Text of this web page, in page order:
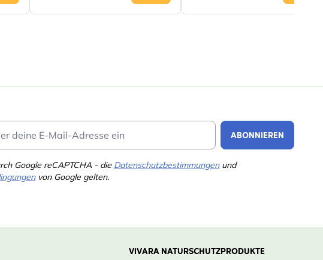
ABONNIEREN
Google reCAPTCHA - die Datenschutzbestimmungenund
von Google gelten.
VIVARA NATURSCHUTZPRODUKTE